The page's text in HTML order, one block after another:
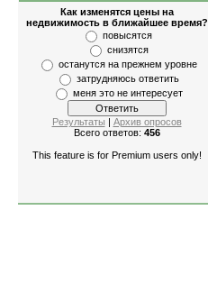
Как изменятся цены на
недвижимость в ближайшее время?
повысятся
снизятся
останутся на прежнем уровне
затрудняюсь ответить
меня это не интересует
Результаты | Архив опросов
Всего ответов: 456
This feature is for Premium users only!